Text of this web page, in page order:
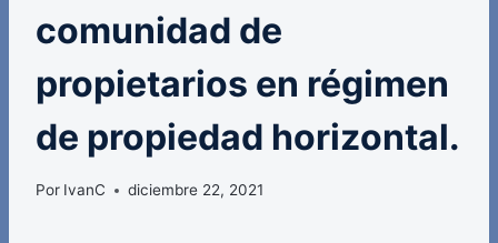
comunidad de
propietarios en régimen
de propiedad horizontal.
Por IvanC diciembre 22, 2021